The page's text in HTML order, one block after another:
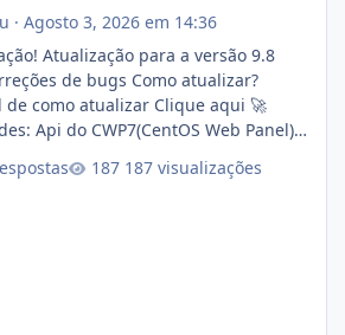
· Agosto 3, 2026 em 14:36
a versão 9.8
de bugs Como atualizar?
como atualizar Clique aqui 🚀
Web Panel)
a usasr o isistem:
187 visualizações